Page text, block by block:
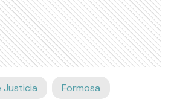
Justicia Formosa